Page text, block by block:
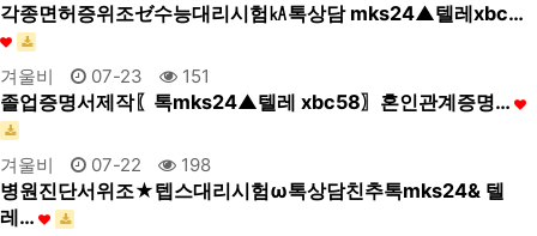
각종면허증위조ゼ수능대리시험㎄톡상담 mks24▲텔레xbc…
겨울비 07-23 151
졸업증명서제작〖톡mks24▲텔레 xbc58〗혼인관계증명…
겨울비 07-22 198
병원진단서위조★텝스대리시험ω톡상담친추톡mks24& 텔
레…